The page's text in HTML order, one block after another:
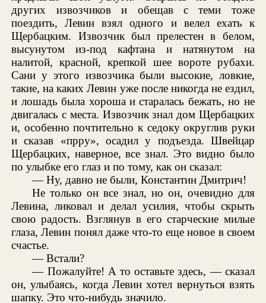
других извозчиков и обещав с теми тоже
поездить, Левин взял одного и велел ехать к
Щербацким. Извозчик был прелестен в белом,
высунутом из-под кафтана и натянутом на
налитой, красной, крепкой шее вороте рубахи.
Сани у этого извозчика были высокие, ловкие,
такие, на каких Левин уже после никогда не ездил,
и лошадь была хороша и старалась бежать, но не
двигалась с места. Извозчик знал дом Щербацких
и, особенно почтительно к седоку округлив руки
и сказав «прру», осадил у подъезда. Швейцар
Щербацких, наверное, все знал. Это видно было
по улыбке его глаз и по тому, как он сказал:
— Ну, давно не были, Константин Дмитрич!
Не только он все знал, но он, очевидно для
Левина, ликовал и делал усилия, чтобы скрыть
свою радость. Взглянув в его старческие милые
глаза, Левин понял даже что-то еще новое в своем
счастье.
— Встали?
— Пожалуйте! А то оставьте здесь, — сказал
он, улыбаясь, когда Левин хотел вернуться взять
шапку. Это что-нибудь значило.